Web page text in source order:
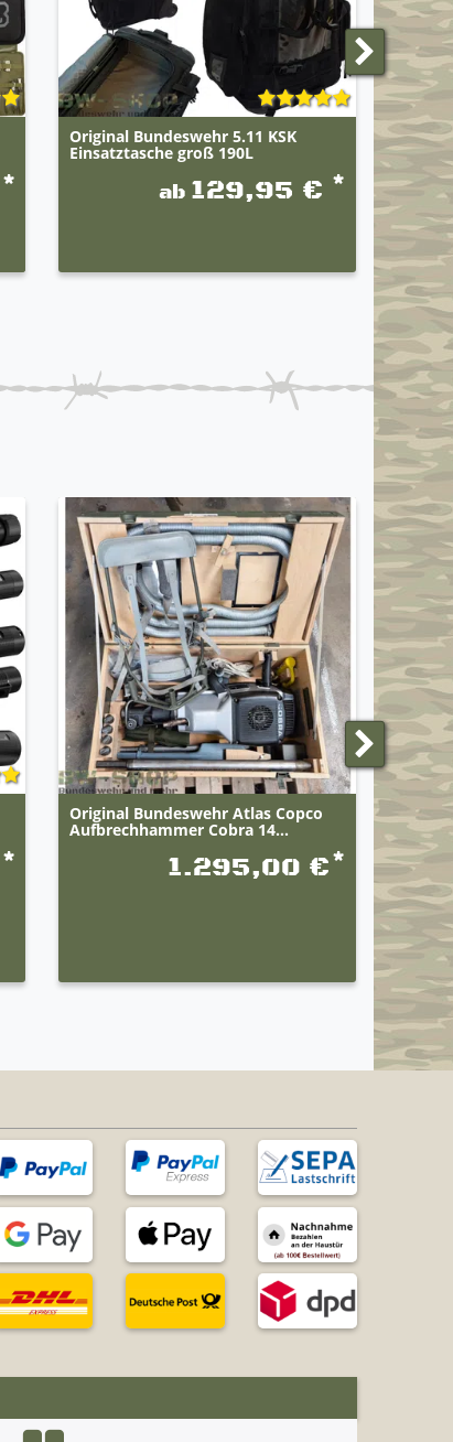
*
Original Bundeswehr 5.11 KSK
Einsatztasche groß 190L
ab 129,95 € *
1-3er
*
Original Bundeswehr Atlas Copco
Aufbrechhammer Cobra 14...
1.295,00 €*